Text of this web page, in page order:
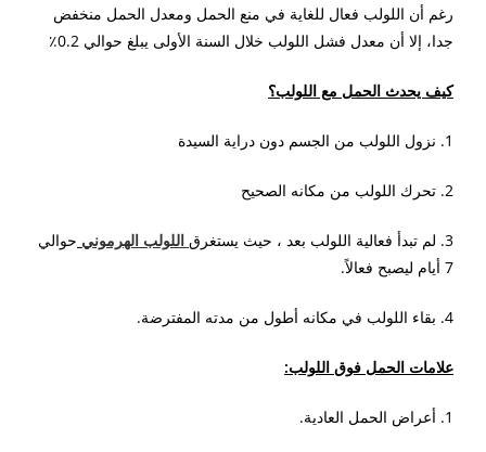
رغم أن اللولب فعال للغاية في منع الحمل ومعدل الحمل منخفض
جدا، إلا أن معدل فشل اللولب خلال السنة الأولى يبلغ حوالي 0.2٪
كيف يحدث الحمل مع اللولب؟
اللولب الهرموني حوالي
علامات الحمل فوق اللولب: